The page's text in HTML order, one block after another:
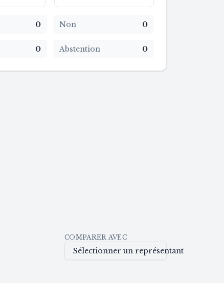
0 Non 0
0 Abstention 0
COMPARER AVEC
Sélectionner un représentant